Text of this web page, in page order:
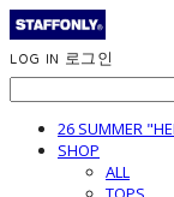
LOG IN 로그인
26 SUMMER
SHOP
ALL